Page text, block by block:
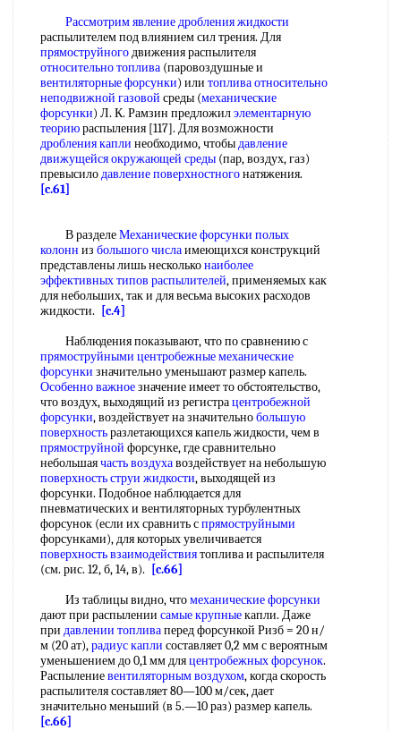
Рассмотрим явлениедробления жидкости
распылителем под влиянием сил трения. Для
прямоструйногодвижения распылителя
относительно топлива (паровоздушные и
вентиляторные форсунки) или топлива относительно
неподвижной газовой среды (механические
форсунки) Л. К. Рамзин предложилэлементарную
теориюраспыления [117]. Для возможности
дробления капли необходимо, чтобыдавление
движущейсяокружающей среды (пар, воздух, газ)
превысилодавление поверхностногонатяжения.
[c.61]
В разделеМеханические форсунки полых
колонн из большого числаимеющихся конструкций
представлены лишь нескольконаиболее
эффективныхтипов распылителей, применяемых как
для небольших, так и для весьма высоких расходов
жидкости.
[c.4]
Наблюдения показывают, что по сравнению с
прямоструйными центробежные механические
форсунки значительно уменьшают размер капель.
Особенно важноезначение имеет то обстоятельство,
что воздух, выходящий из регистрацентробежной
форсунки, воздействует на значительнобольшую
поверхностьразлетающихся капель жидкости, чем в
прямоструйной форсунке, где сравнительно
небольшаячасть воздухавоздействует на небольшую
поверхность струи жидкости, выходящей из
форсунки. Подобное наблюдается для
пневматических и вентиляторных турбулентных
форсунок (если их сравнить спрямоструйными
форсунками), для которых увеличивается
поверхность взаимодействиятоплива и распылителя
(см. рис. 12, б, 14, в).
[c.66]
Из таблицы видно, чтомеханические форсунки
дают при распылении самые крупныекапли. Даже
при давлении топливаперед форсункой Ризб = 20 н/
м (20 ат),радиус капли составляет 0,2 мм с вероятным
уменьшением до 0,1 мм дляцентробежных форсунок.
Распылениевентиляторным воздухом, когда скорость
распылителя составляет 80—100 м/сек, дает
значительно меньший (в 5.—10 раз) размер капель.
[c.66]